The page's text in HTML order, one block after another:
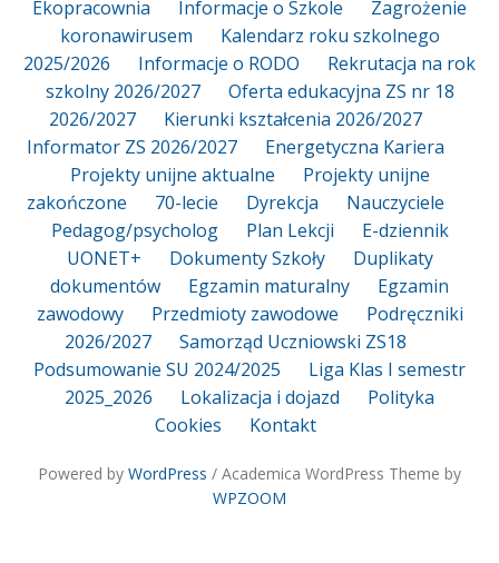
Ekopracownia
Informacje o Szkole
Zagrożenie
koronawirusem
Kalendarz roku szkolnego
2025/2026
Informacje o RODO
Rekrutacja na rok
szkolny 2026/2027
Oferta edukacyjna ZS nr 18
2026/2027
Kierunki kształcenia 2026/2027
Informator ZS 2026/2027
Energetyczna Kariera
Projekty unijne aktualne
Projekty unijne
zakończone
70-lecie Dyrekcja
Nauczyciele
Pedagog/psycholog
Plan Lekcji
E-dziennik
UONET+
Dokumenty Szkoły
Duplikaty
dokumentów
Egzamin maturalny
Egzamin
zawodowy
Przedmioty zawodowe
Podręczniki
2026/2027
Samorząd Uczniowski ZS18
Podsumowanie SU 2024/2025
Liga Klas I semestr
2025_2026
Lokalizacja i dojazd
Polityka
Cookies
Kontakt
Powered by WordPress / Academica WordPress Theme by
WPZOOM